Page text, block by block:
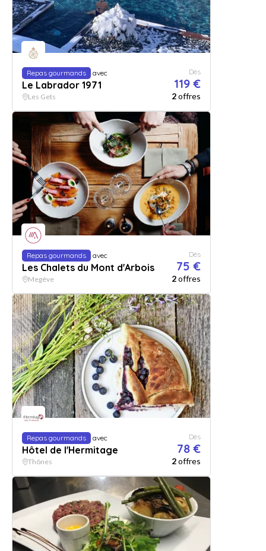
Repas gourmands avec
Le Labrador 1971
Dès
119 €
Les Gets 2offres
Repas gourmands avec
Les Chalets du Mont d'Arbois
Dès
75 €
Megève 2offres
Repas gourmands avec
Hôtel de l'Hermitage
Dès
78 €
Thônes 2offres